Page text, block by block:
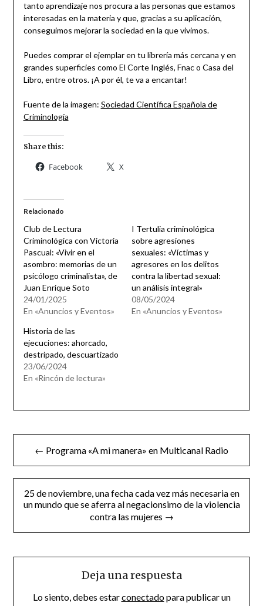
tanto aprendizaje nos procura a las personas que estamos
interesadas en la materia y que, gracias a su aplicación,
conseguimos mejorar la sociedad en la que vivimos.
Puedes comprar el ejemplar en tu librería más cercana y en
grandes superficies como El Corte Inglés, Fnac o Casa del
Libro, entre otros. ¡A por él, te va a encantar!
Fuente de la imagen: Sociedad Científica Española de
Criminología
Share this:
Facebook X
Relacionado
Club de Lectura
Criminológica con Victoria
Pascual: «Vivir en el
asombro: memorias de un
psicólogo criminalista», de
Juan Enrique Soto
24/01/2025
En «Anuncios y Eventos»
I Tertulia criminológica
sobre agresiones
sexuales: «Víctimas y
agresores en los delitos
contra la libertad sexual:
un análisis integral»
08/05/2024
En «Anuncios y Eventos»
Historia de las
ejecuciones: ahorcado,
destripado, descuartizado
23/06/2024
En «Rincón de lectura»
Navegación
de
← Programa «A mi manera» en Multicanal Radio
25 de noviembre, una fecha cada vez más necesaria en
un mundo que se aferra al negacionsimo de la violencia
contra las mujeres →
Deja una respuesta
Lo siento, debes estarconectadopara publicar un